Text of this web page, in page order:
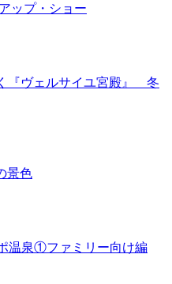
ップ・ショー
『ヴェルサイユ宮殿』 冬
景色
温泉①ファミリー向け編